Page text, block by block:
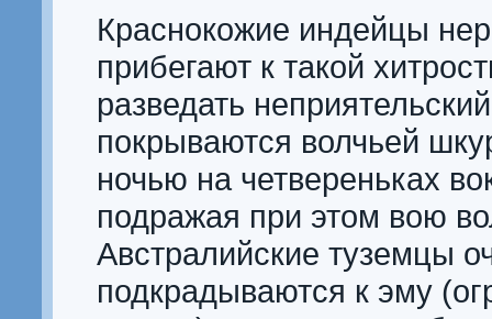
Краснокожие индейцы
прибегают к такой
разведать
покрываются волчьей
ночью на четвереньках
подражая при этом вою
Австралийские туземцы
подкрадываются к эму